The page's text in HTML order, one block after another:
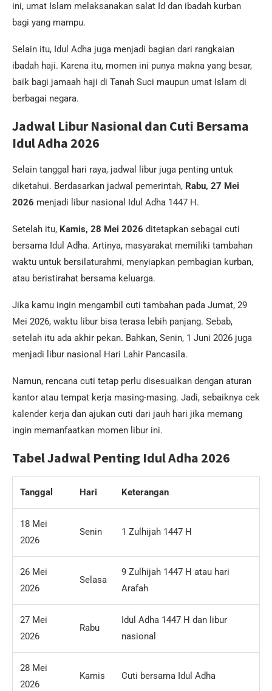
ini, umat Islam melaksanakan salat Id dan ibadah kurban
bagi yang mampu.
Selain itu, Idul Adha juga menjadi bagian dari rangkaian
ibadah haji. Karena itu, momen ini punya makna yang besar,
baik bagi jamaah haji di Tanah Suci maupun umat Islam di
berbagai negara.
Jadwal Libur Nasional dan Cuti Bersama
Idul Adha 2026
Selain tanggal hari raya, jadwal libur juga penting untuk
diketahui. Berdasarkan jadwal pemerintah, Rabu, 27 Mei
2026 menjadi libur nasional Idul Adha 1447 H.
Setelah itu, Kamis, 28 Mei 2026 ditetapkan sebagai cuti
bersama Idul Adha. Artinya, masyarakat memiliki tambahan
waktu untuk bersilaturahmi, menyiapkan pembagian kurban,
atau beristirahat bersama keluarga.
Jika kamu ingin mengambil cuti tambahan pada Jumat, 29
Mei 2026, waktu libur bisa terasa lebih panjang. Sebab,
setelah itu ada akhir pekan. Bahkan, Senin, 1 Juni 2026 juga
menjadi libur nasional Hari Lahir Pancasila.
Namun, rencana cuti tetap perlu disesuaikan dengan aturan
kantor atau tempat kerja masing-masing. Jadi, sebaiknya cek
kalender kerja dan ajukan cuti dari jauh hari jika memang
ingin memanfaatkan momen libur ini.
Tabel Jadwal Penting Idul Adha 2026
Tanggal Hari Keterangan
18 Mei
2026
Senin 1 Zulhijah 1447 H
26 Mei
2026
Selasa
9 Zulhijah 1447 H atau hari
Arafah
27 Mei
2026
Rabu
Idul Adha 1447 H dan libur
nasional
28 Mei
2026
Kamis Cuti bersama Idul Adha